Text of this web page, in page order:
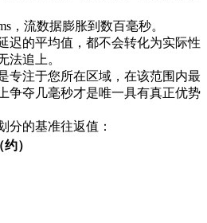
，流数据膨胀到数百毫秒。
迟的平均值，都不会转化为实际性
法追上。
专注于您所在区域，在该范围内最
争夺几毫秒才是唯一具有真正优势
分的基准往返值：
）